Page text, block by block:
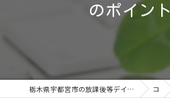
のポイント
栃木県宇都宮市の放課後等デイサービスなら児童発達支援・放課後等デイサービス ドリームキッズ簗瀬店 コラム